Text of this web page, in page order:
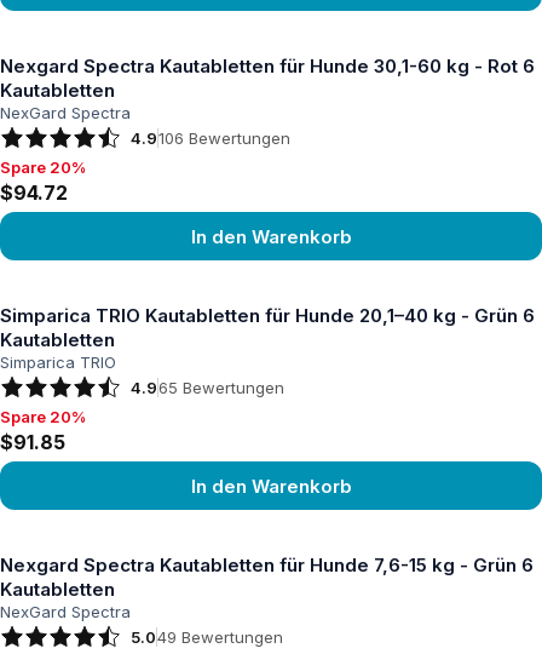
Nexgard Spectra Kautabletten für Hunde 30,1-60 kg - Rot 6
Kautabletten
NexGard Spectra
4.9106 Bewertungen
Spare 20%, $94.72
Spare 20%
$94.72
In den Warenkorb
Simparica TRIO Kautabletten für Hunde 20,1–40 kg - Grün 6
Kautabletten
Simparica TRIO
4.965 Bewertungen
Spare 20%, $91.85
Spare 20%
$91.85
In den Warenkorb
Nexgard Spectra Kautabletten für Hunde 7,6-15 kg - Grün 6
Kautabletten
NexGard Spectra
5.049 Bewertungen